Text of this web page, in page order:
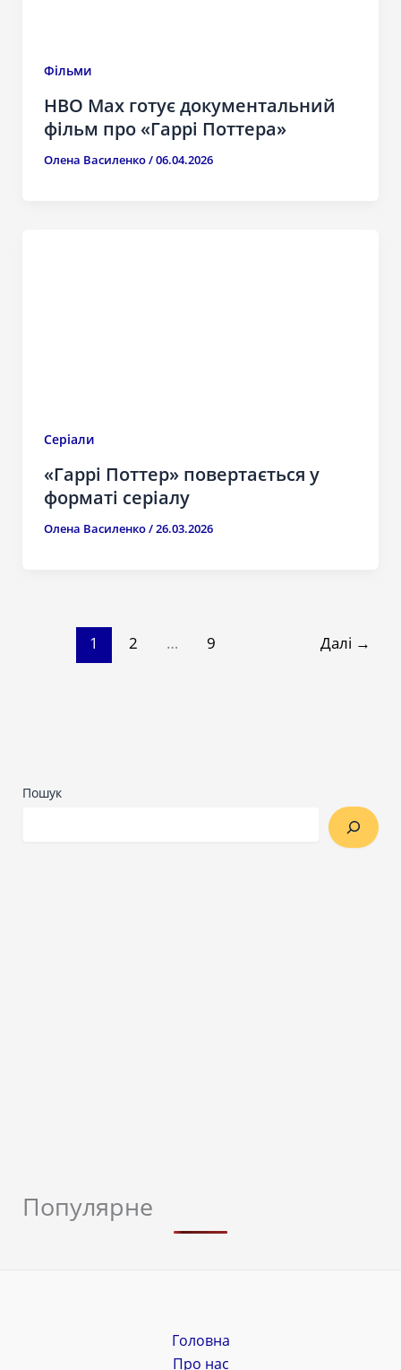
Фільми
HBO Max готує документальний
фільм про «Гаррі Поттера»
Олена Василенко/06.04.2026
Серіали
«Гаррі Поттер» повертається у
форматі серіалу
Олена Василенко/26.03.2026
1 2 … 9 Далі →
Пошук
Популярне
Головна
Про нас